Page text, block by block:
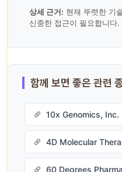
상세 근거: 현재 뚜렷한 기
신중한 접근이 필요합니다.
함께 보면 좋은 관련
10x Genomics, Inc.
4D Molecular
60 Degrees